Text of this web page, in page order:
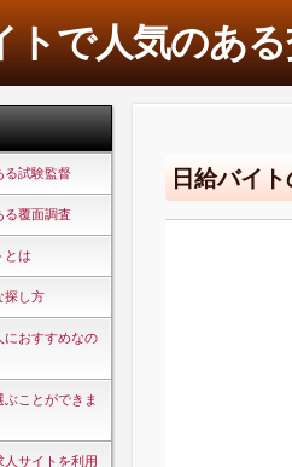
トで人気のあ
る試験監督
る覆面調査
とは
探し方
におすすめなの
ことができま
人サイトを利用
日給バイ